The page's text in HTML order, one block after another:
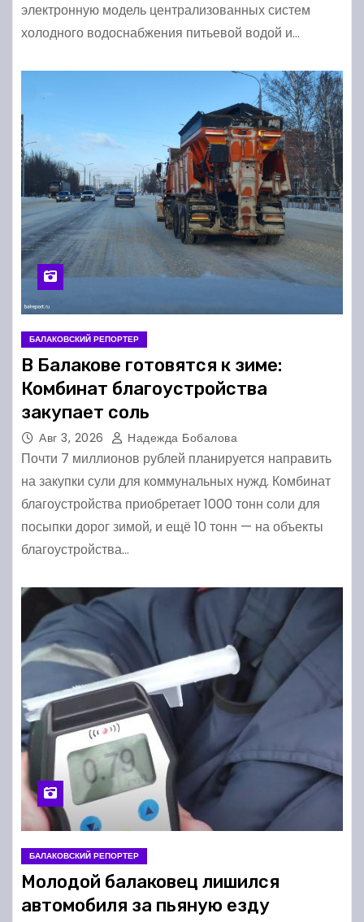
электронную модель централизованных систем
холодного водоснабжения питьевой водой и…
БАЛАКОВСКИЙ РЕПОРТЕР
В Балакове готовятся к зиме:
Комбинат благоустройства
закупает соль
Авг 3, 2026 Надежда Бобалова
Почти 7 миллионов рублей планируется направить
на закупки сули для коммунальных нужд. Комбинат
благоустройства приобретает 1000 тонн соли для
посыпки дорог зимой, и ещё 10 тонн — на объекты
благоустройства…
БАЛАКОВСКИЙ РЕПОРТЕР
Молодой балаковец лишился
автомобиля за пьяную езду